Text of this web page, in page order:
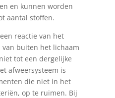
en kunnen worden
aantal stoffen.
reactie van het
van buiten het lichaam
tot een dergelijke
afweersysteem is
die niet in het
op te ruimen. Bij